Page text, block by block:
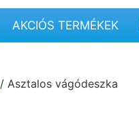
AKCIÓS TERMÉKEK
/ Asztalos vágódeszka